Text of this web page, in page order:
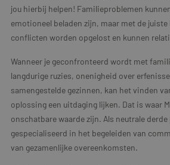
jou hierbij helpen! Familieproblemen
emotioneel beladen zijn, maar met de
conflicten worden opgelost en kunnen
Wanneer je geconfronteerd wordt met
langdurige ruzies, onenigheid over
samengestelde gezinnen, kan het vinden
oplossing een uitdaging lijken. Dat is waar
onschatbare waarde zijn. Als neutrale
gespecialiseerd in het begeleiden van
van gezamenlijke overeenkomsten.